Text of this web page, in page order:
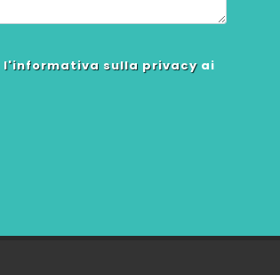
l'informativa sulla privacy ai